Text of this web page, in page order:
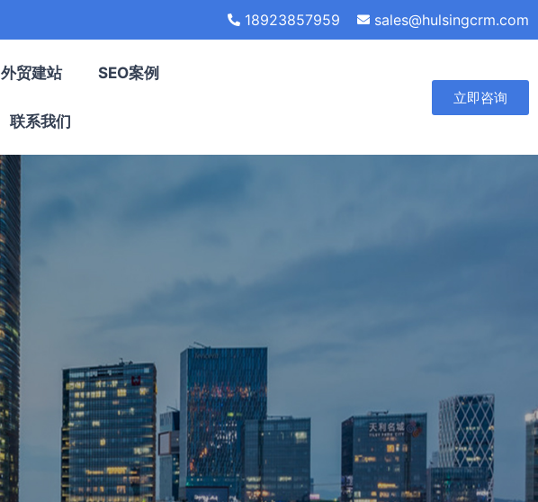
18923857959 sales@hulsingcrm.com
外贸建站 SEO案例
联系我们
立即咨询